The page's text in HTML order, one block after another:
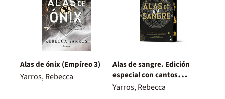
Alas de ónix (Empíreo 3)
Yarros, Rebecca
Alas de sangre. Edición
especial con cantos
decorados
Yarros, Rebecca